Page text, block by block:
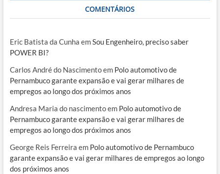
COMENTÁRIOS
Eric Batista da Cunha emSou Engenheiro, preciso saber
POWER BI?
Carlos André do Nascimentoem Polo automotivo de
Pernambuco garante expansão e vai gerar milhares de
empregos ao longo dos próximos anos
Andresa Maria do nascimentoem Polo automotivo de
Pernambuco garante expansão e vai gerar milhares de
empregos ao longo dos próximos anos
George Reis Ferreira em Polo automotivo de Pernambuco
garante expansão e vai gerar milhares de empregos ao longo
dos próximos anos